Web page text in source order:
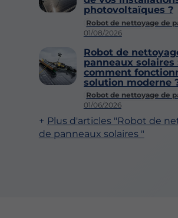
01/08/2026
photovoltaïques ?
01/06/2026
Robot de
panneaux solaires
comment
solution moderne
Plus d'articles "Robot de
de panneaux solaires "